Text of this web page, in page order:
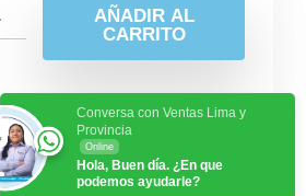
AÑADIR AL
CARRITO
Conversa con Ventas Lima y
Provincia
Online
Hola, Buen día. ¿En que
podemos ayudarle?